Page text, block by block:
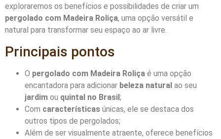
exploraremos os benefícios e possibilidades de criar um
pergolado com Madeira Roliça, uma opção versátil e
natural para transformar seu espaço ao ar livre.
Principais pontos
O pergolado com Madeira Roliça é uma opção
encantadora para adicionar beleza natural ao seu
jardim ou quintal no Brasil;
Com características únicas, ele se destaca dos
outros tipos de pergolados;
Além de ser visualmente atraente, oferece benefícios